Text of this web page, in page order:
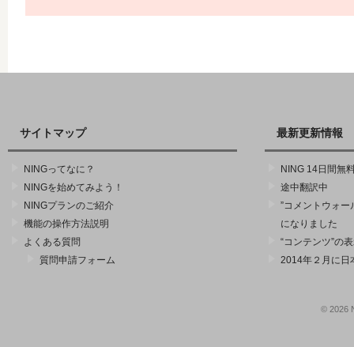
サイトマップ
NINGってなに？
NINGを始めてみよう！
NINGプランのご紹介
機能の操作方法説明
よくある質問
質問申請フォーム
最新更新情報
NING 14日間無
途中翻訳中
”コメントウォー
になりました
“コンテンツ”の
2014年２月に日
© 2026